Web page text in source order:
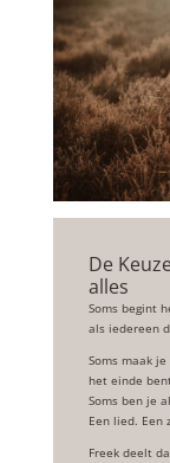
De
alles
Soms begint
als iedereen
Soms maak
het einde
Soms ben je
Een lied. Een
Freek deelt